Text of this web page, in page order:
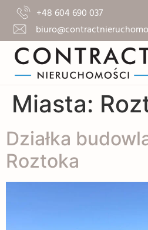
+48 604 690 037
Miasta:
Działka
Roztoka